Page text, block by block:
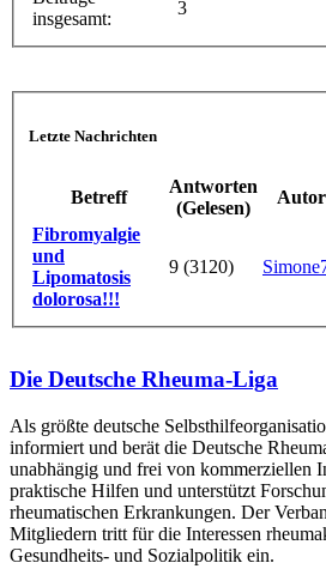
insgesamt:
3
Letzte Nachrichten
Betreff
Antworten
(Gelesen)
Autor
Fibromyalgie
und
Lipomatosis
dolorosa!!!
9 (3120)
Die Deutsche Rheuma-Liga
Als größte deutsche
informiert und berät die Deutsche
unabhängig und frei von kommerziellen
praktische Hilfen und unterstützt
rheumatischen Erkrankungen. Der
Mitgliedern tritt für die Interessen
Gesundheits- und Sozialpolitik ein.